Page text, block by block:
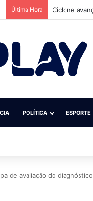
Última Hora EUA diz não
POLÍTICA ESPORTE
de avaliação do